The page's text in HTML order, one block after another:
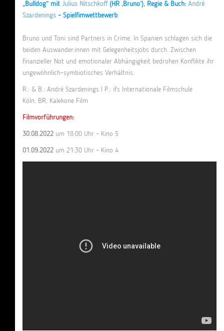
„Bulldog“ mit Julius Nitschkoff(HR ‚Bruno‘), Regie & Buch: André
Szardenings – Spielfimwettbewerb
Bruno und Toni sind Partners in Crime. In Spanien schlagen sich die
beiden Auswander:innen mit Gelegenheitsjobs durch. Zwischen
finanzieller Not und emotionaler Abhängigkeit bedrohen Konflikte ihr
ungewöhnlich-symbiotisches Verhältnis.
R.: & B.: André Szardenings I P.: ifs Internationale Filmschule
Köln, BR, Kalekone Film
Filmvorführungen:
30.08.2022 um 18:00 Uhr – Kino 5
01.09.2022 um 21:30 Uhr – Kino 4